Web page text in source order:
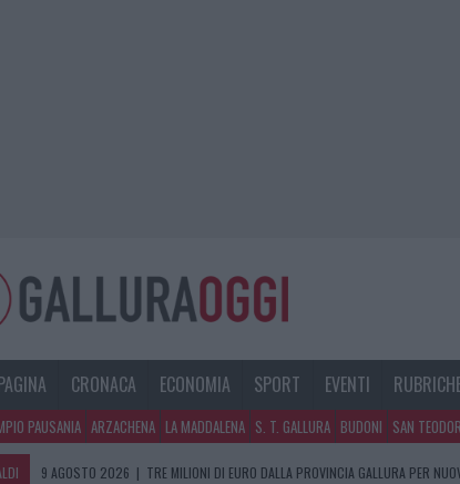
CRONACA ECONOMIA SPORT EVENTI
PAUSANIA ARZACHENA LA MADDALENA S. T. GALLURA BUDONI SAN
9 AGOSTO 2026 | TRE MILIONI DI EURO DALLA PROVINCIA GALLURA PER